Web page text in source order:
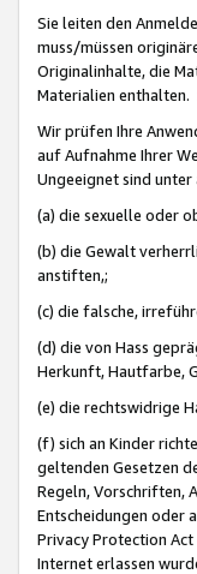
Sie leiten den
muss/müssen
Originalinhalte, die
Materialien enthalten.
Wir prüfen Ihre
auf Aufnahme Ihrer
Ungeeignet sind unter
(a) die sexuelle oder
(b) die Gewalt
anstiften,;
(c) die falsche,
(d) die von Hass
Herkunft, Hautfarbe,
(e) die rechtswidrige
(f) sich an Kinder
geltenden Gesetzen
Regeln, Vorschriften,
Entscheidungen oder
Privacy Protection
Internet erlassen